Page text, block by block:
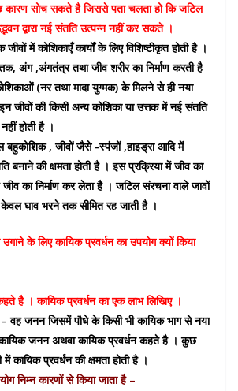
सोच सकते है जिससे पता चलता हो कि जटिल
द्वारा नई संतति उत्पन्न नहीं कर सकते ।
में कोशिकाएँ कार्यों के लिए विशिष्टीकृत होती है ।
अंग ,अंगतंत्र तथा जीव शरीर का निर्माण करती है
(नर तथा मादा युग्मक) के मिलने से ही नया
जीवों की किसी अन्य कोशिका या उत्तक में नई संतति
होती है ।
, जीवों जैसे -स्पंजों ,हाइड्रा आदि में
बनाने की क्षमता होती है । इस प्रक्रिया में जीव का
का निर्माण कर लेता है । जटिल संरचना वाले जावों
केवल घाव भरने तक सीमित रह जाती है ।
के लिए कायिक प्रवर्धन का उपयोग क्यों किया
है । कायिक प्रवर्धन का एक लाभ लिखिए ।
– वह जनन जिसमें पौधे के किसी भी कायिक भाग से नया
जनन अथवा कायिक प्रवर्धन कहते है । कुछ
कायिक प्रवर्धन की क्षमता होती है ।
निम्न कारणों से किया जाता है –